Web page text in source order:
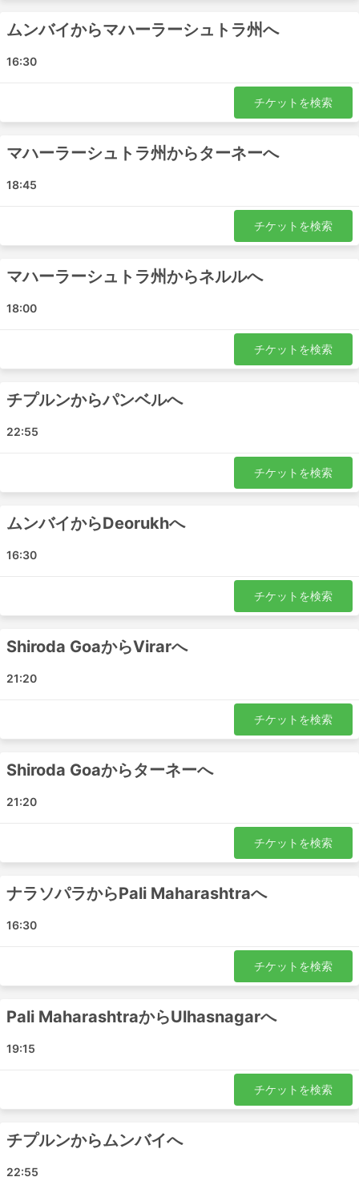
新しい都市間バスターミナルは、都市部での混雑を避
目的地によっては、バスターミナルに入る車両数に制
限があり、特別な運送業者を使わないと入場できない
ため、価格が高騰してコスト高になります。
の交通事情に慣れていない場合）は、時間に余裕を持
手段です。事故、道路工事、迂回路など、予測不可能
な道路状況に大きく左右される可能性があります。特
に、週末やハイシーズン、祝祭日にこの傾向が強いで
す。このことを念頭に置いて、無理な乗り継ぎをしな
いようにしてください。
スに乗れるとは限りませんので、お気を付けくださ
ムンバイからマハーラーシュトラ州へ
16:30
チケットを検索
マハーラーシュトラ州からターネーへ
18:45
チケットを検索
マハーラーシュトラ州からネルルへ
18:00
チケットを検索
チプルンからパンベルへ
22:55
チケットを検索
ムンバイからDeorukhへ
16:30
チケットを検索
Shiroda GoaからVirarへ
21:20
チケットを検索
Shiroda Goaからターネーへ
21:20
チケットを検索
ナラソパラからPali Maharashtraへ
16:30
チケットを検索
Pali MaharashtraからUlhasnagarへ
19:15
チケットを検索
チプルンからムンバイへ
22:55